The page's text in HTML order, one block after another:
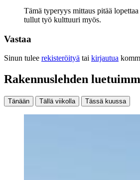
Tämä typeryys mittaus pitää
tullut työ kulttuuri myös.
Vastaa
Sinun tulee rekisteröityä tai kirjautua
Rakennuslehden
Tänään Tällä viikolla Tässä kuussa